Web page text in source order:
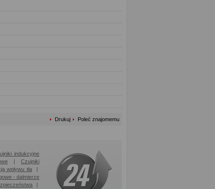
Poleć znajomemu
Drukuj
indukcyjne
|Czujniki
wpływu tła |
- dalmierze
|